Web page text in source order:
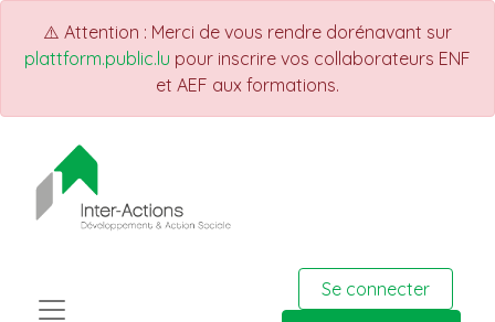
⚠️ Attention : Merci de vous rendre dorénavant sur
plattform.public.lu pour inscrire vos collaborateurs ENF
et AEF aux formations.
Se connecter